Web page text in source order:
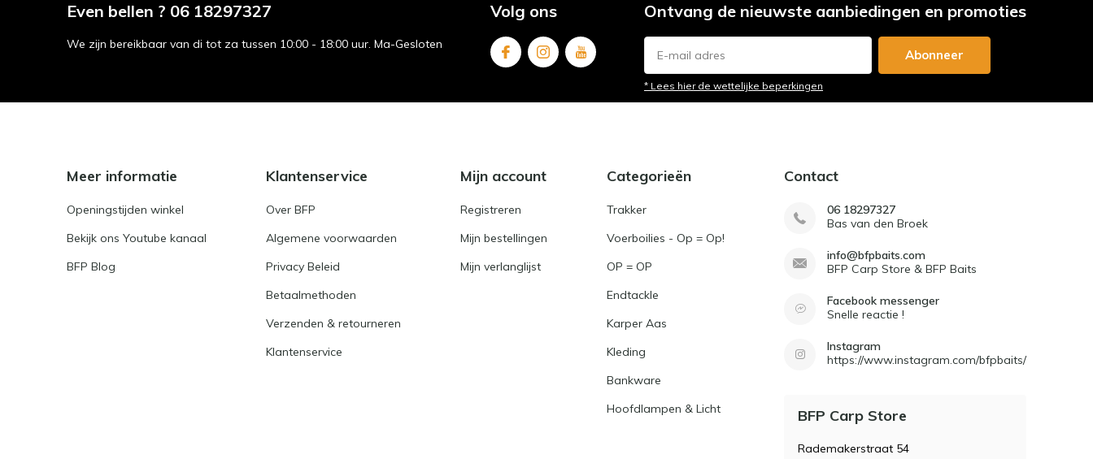
Even bellen ? 06 18297327
We zijn bereikbaar van di tot za tussen 10:00 - 18:00 uur. Ma-Gesloten
Volg ons Ontvang de nieuwste aanbiedingen en promoties
Abonneer
* Lees hier de wettelijke beperkingen
Meer informatie
Openingstijden winkel
Bekijk ons Youtube kanaal
BFP Blog
Klantenservice
Over BFP
Algemene voorwaarden
Privacy Beleid
Betaalmethoden
Verzenden & retourneren
Klantenservice
Mijn account
Registreren
Mijn bestellingen
Mijn verlanglijst
Categorieën
Trakker
Voerboilies - Op = Op!
OP = OP
Endtackle
Karper Aas
Kleding
Bankware
Hoofdlampen & Licht
Contact
06 18297327
Bas van den Broek
info@bfpbaits.com
BFP Carp Store & BFP Baits
Facebook messenger
Snelle reactie !
Instagram
https://www.instagram.com/bfpbaits/
BFP Carp Store
Rademakerstraat 54